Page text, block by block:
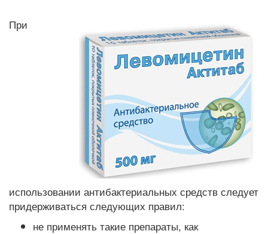
При
использовании антибактериальных средств следует
придерживаться следующих правил:
не применять такие препараты, как